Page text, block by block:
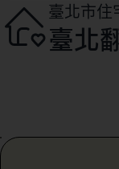
臺北市住
臺北